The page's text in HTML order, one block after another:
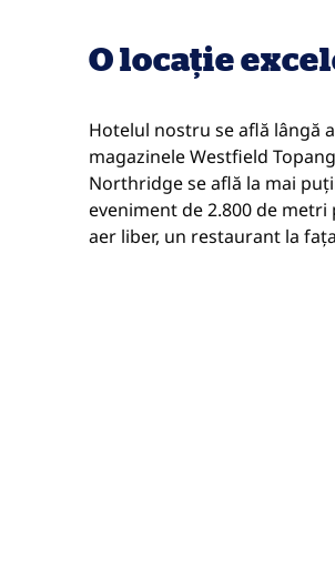
O locație
Hotelul nostru se află lângă
magazinele Westfield
Northridge se află la mai
eveniment de 2.800 de
aer liber, un restaurant la